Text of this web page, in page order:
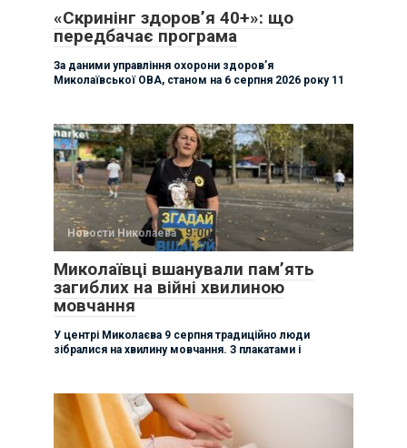
«Скринінг здоров’я 40+»: що
передбачає програма
За даними управління охорони здоровʼя
Миколаївської ОВА, станом на 6 серпня 2026 року 11
Новости Николаева
Миколаївці вшанували памʼять
загиблих на війні хвилиною
мовчання
У центрі Миколаєва 9 серпня традиційно люди
зібралися на хвилину мовчання. З плакатами і